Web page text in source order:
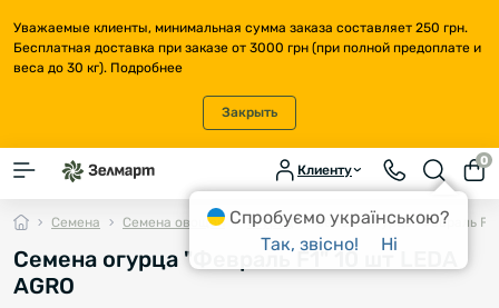
Уважаемые клиенты, минимальная сумма заказа составляет 250 грн.
Бесплатная доставка при заказе от 3000 грн (при полной предоплате и
веса до 30 кг). Подробнее
Закрыть
Клиенту
0
Семена Семена овощей Огурец Семена огурца "Февраль F1"
Семена огурца "Февраль F1" 10 шт LEDA
AGRO
Спробуємо українською?
Так, звісно!
Ні